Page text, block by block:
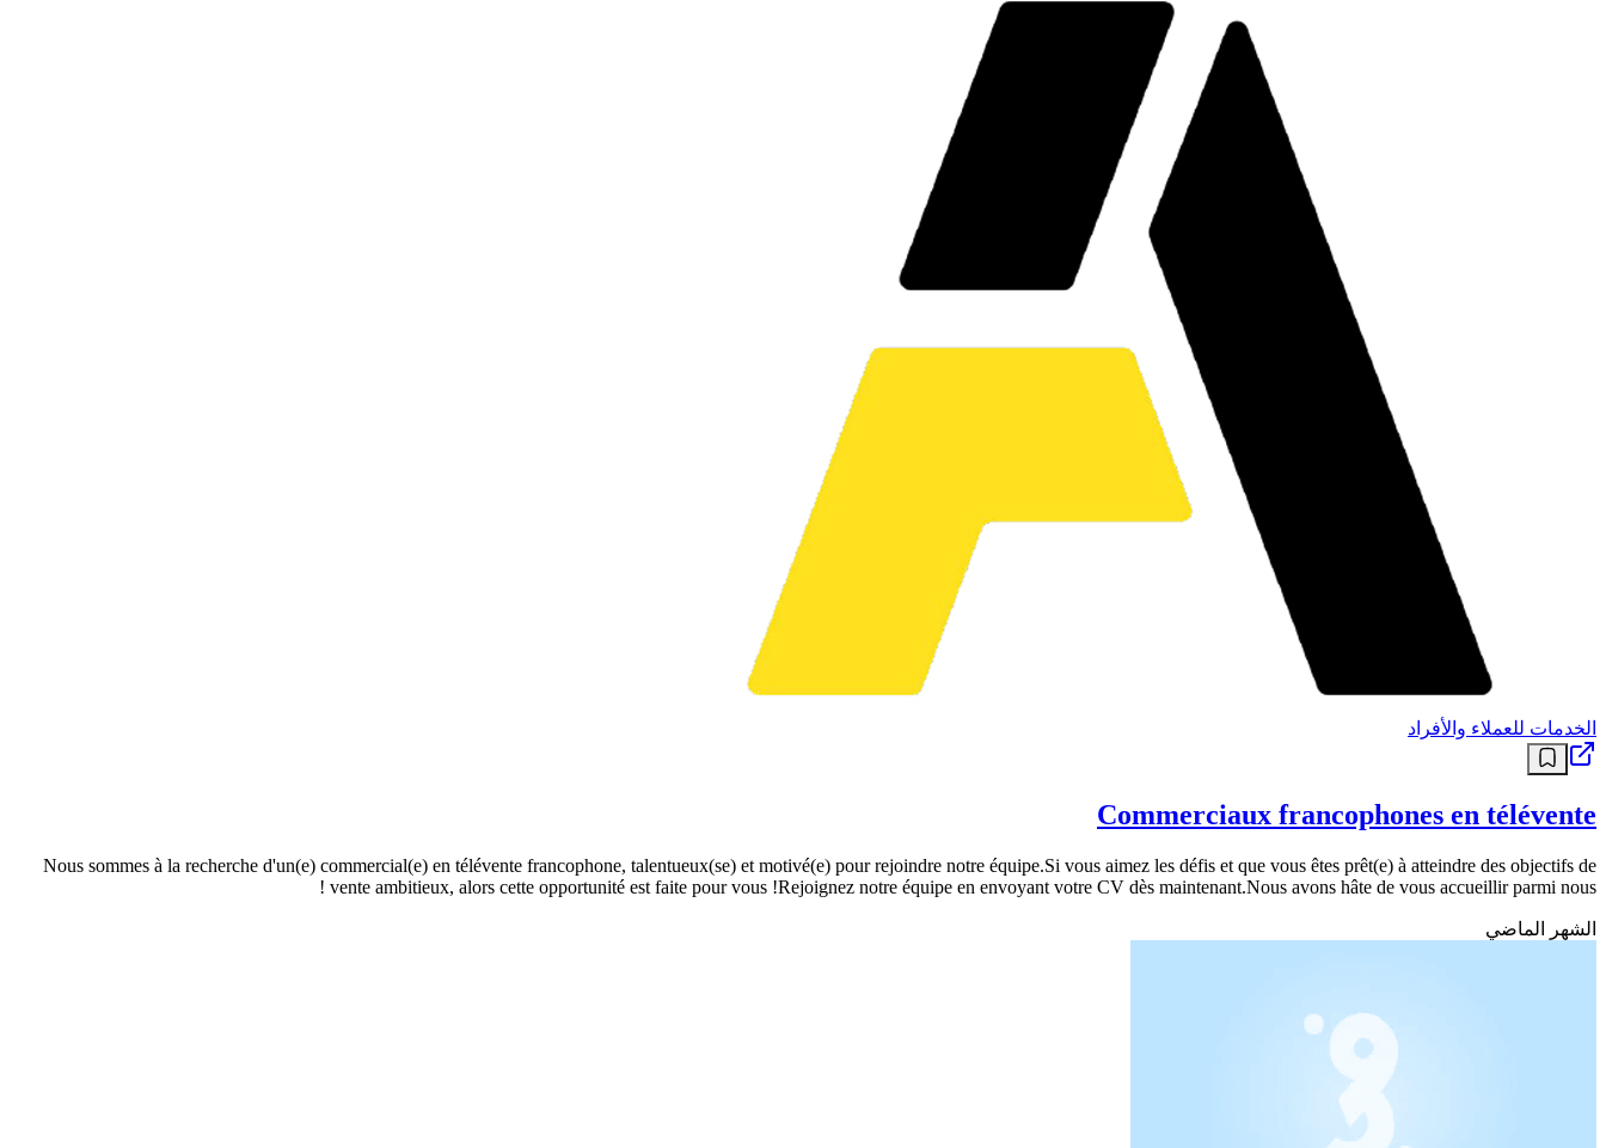
الخدمات للعملاء والأفراد
Commerciaux francophones en télévente
Nous sommes à la recherche d'un(e) commercial(e) en télévente francophone, talentueux(se) et motivé(e) pour rejoindre notre équipe.Si vous aimez les défis et que vous êtes prêt(e) à atteindre des objectifs de
vente ambitieux, alors cette opportunité est faite pour vous !Rejoignez notre équipe en envoyant votre CV dès maintenant.Nous avons hâte de vous accueillir parmi nous !
الشهر الماضي